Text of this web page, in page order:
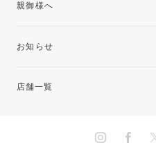
親御様へ
お知らせ
店舗一覧